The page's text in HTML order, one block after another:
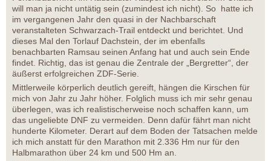
will man ja nicht untätig sein (zumindest ich nicht). So hatte ich
im vergangenen Jahr den quasi in der Nachbarschaft
veranstalteten Schwarzach-Trail entdeckt und berichtet. Und
dieses Mal den Torlauf Dachstein, der im ebenfalls
benachbarten Ramsau seinen Anfang hat und auch sein Ende
findet. Richtig, das ist genau die Zentrale der „Bergretter“, der
äußerst erfolgreichen ZDF-Serie.
Mittlerweile körperlich deutlich gereift, hängen die Kirschen für
mich von Jahr zu Jahr höher. Folglich muss ich mir sehr genau
überlegen, was ich realistischerweise noch schaffen kann, um
das ungeliebte DNF zu vermeiden. Denn dafür fährt man nicht
hunderte Kilometer. Derart auf dem Boden der Tatsachen melde
ich mich anstatt für den Marathon mit 2.336 Hm nur für den
Halbmarathon über 24 km und 500 Hm an.